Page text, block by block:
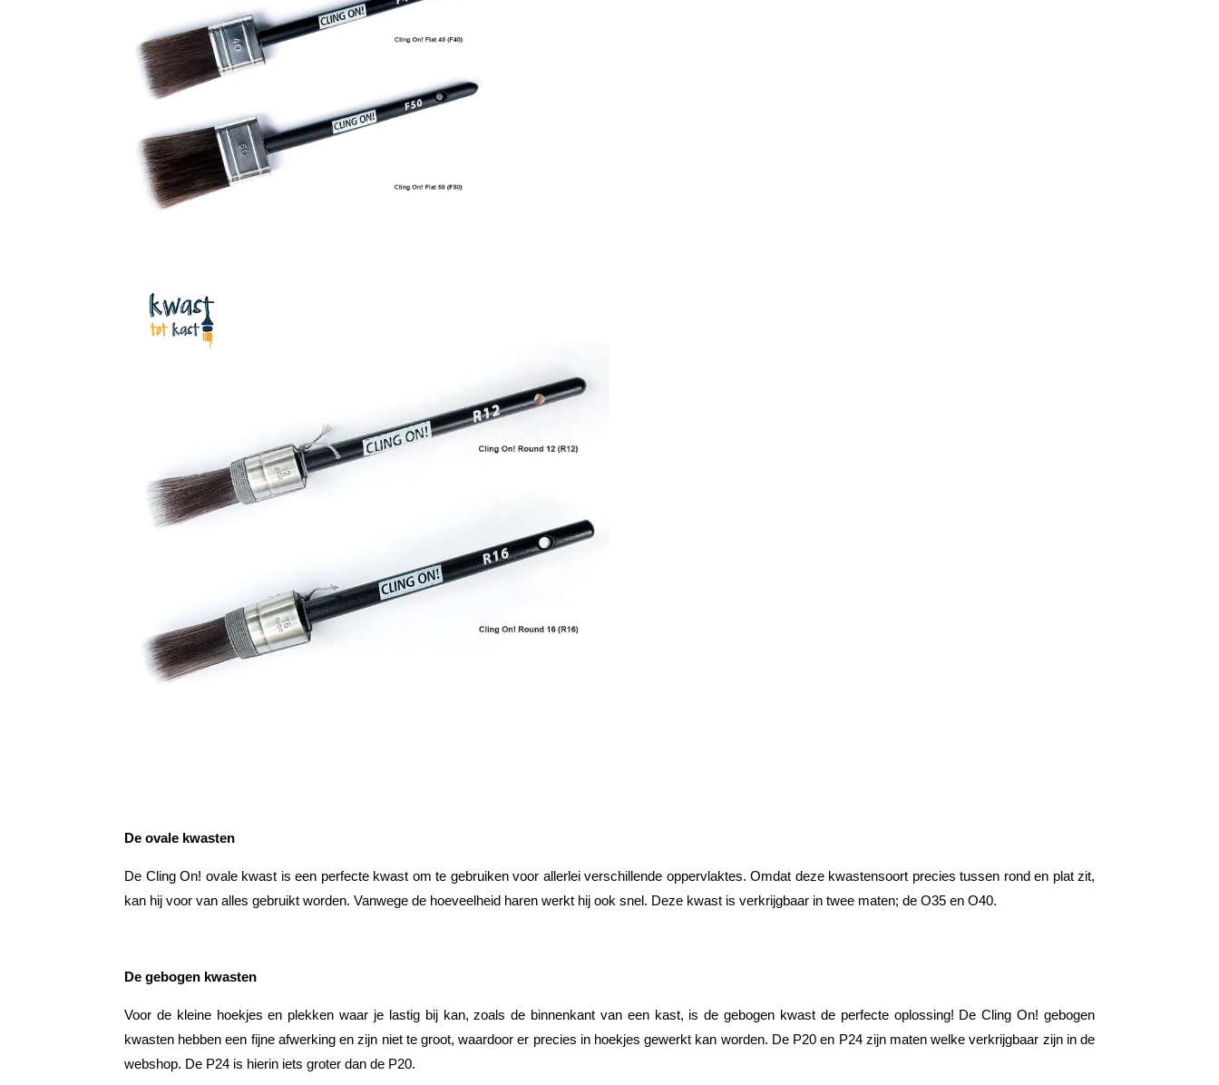
De ovale kwasten
De Cling On! ovale kwast is een perfecte kwast om te gebruiken voor allerlei verschillende oppervlaktes. Omdat deze kwastensoort precies tussen rond en plat zit,
kan hij voor van alles gebruikt worden. Vanwege de hoeveelheid haren werkt hij ook snel. Deze kwast is verkrijgbaar in twee maten; de O35 en O40.
De gebogen kwasten
Voor de kleine hoekjes en plekken waar je lastig bij kan, zoals de binnenkant van een kast, is de gebogen kwast de perfecte oplossing! De Cling On! gebogen
kwasten hebben een fijne afwerking en zijn niet te groot, waardoor er precies in hoekjes gewerkt kan worden. De P20 en P24 zijn maten welke verkrijgbaar zijn in de
webshop. De P24 is hierin iets groter dan de P20.